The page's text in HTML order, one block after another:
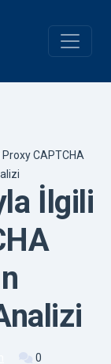
Proxy CAPTCHA
İlgili
0